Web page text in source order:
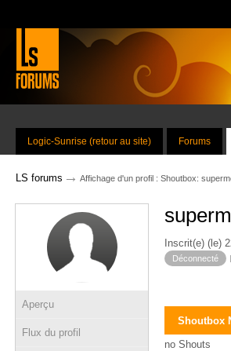
Logic-Sunrise (retour au site) Forums
LS forums → Affichage d'un profil : Shoutbox:
Aperçu
Flux du profil
Inscrit(e) (le)
Déconnecté
Shoutbox
no Shouts